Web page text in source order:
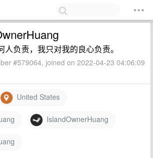
人负责，我只对我的良心负责。
#579064, joined on 2022-04-23 04:06:09
United States
IslandOwnerHuang